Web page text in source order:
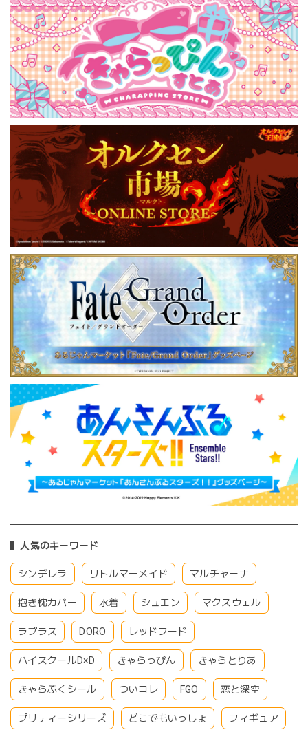
人気のキーワード
シンデレラ リトルマーメイド マルチャーナ
抱き枕カバー 水着 シュエン マクスウェル
ラプラス DORO レッドフード
ハイスクールD×D きゃらっぴん きゃらとりあ
きゃらぷくシール ついコレ FGO 恋と深空
プリティーシリーズ どこでもいっしょ フィギュア